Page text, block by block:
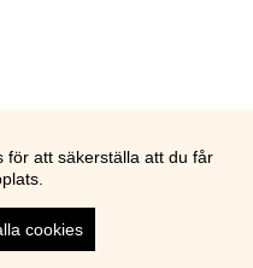
för att säkerställa att du får
cookies